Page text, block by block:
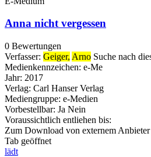
Anna nicht vergessen
0 Bewertungen
Verfasser: Geiger, Arno Suche nach
Medienkennzeichen: e-Me
Jahr: 2017
Verlag: Carl Hanser Verlag
Mediengruppe: e-Medien
Vorbestellbar: Ja Nein
Voraussichtlich entliehen bis:
Zum Download von externem
Tab geöffnet
lädt